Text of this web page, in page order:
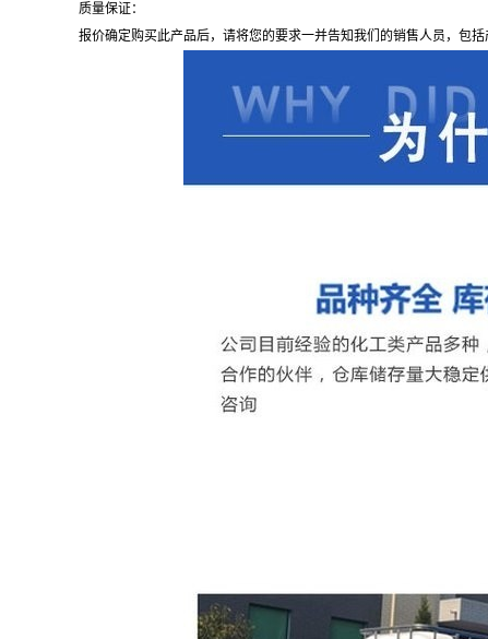
质量保证：
报价确定购买此产品后，请将您的要求一并告知我们的销售人员，包